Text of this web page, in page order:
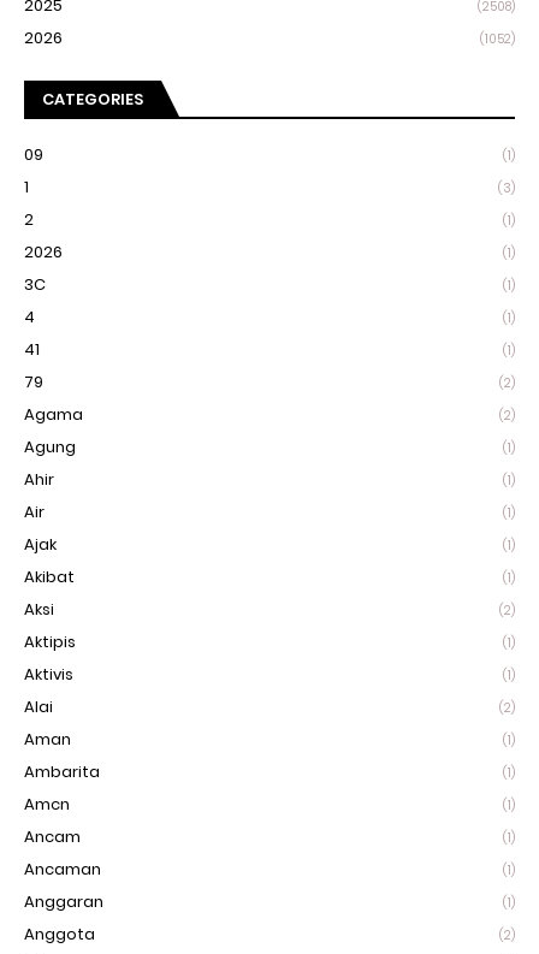
2025 (2508)
2026 (1052)
CATEGORIES
09 (1)
1 (3)
2 (1)
2026 (1)
3C (1)
4 (1)
41 (1)
79 (2)
Agama (2)
Agung (1)
Ahir (1)
Air (1)
Ajak (1)
Akibat (1)
Aksi (2)
Aktipis (1)
Aktivis (1)
Alai (2)
Aman (1)
Ambarita (1)
Amcn (1)
Ancam (1)
Ancaman (1)
Anggaran (1)
Anggota (2)